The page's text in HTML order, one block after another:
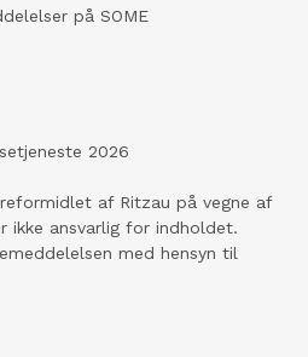
på SOME
2026
af Ritzau på vegne af
ikke ansvarlig for indholdet.
med hensyn til